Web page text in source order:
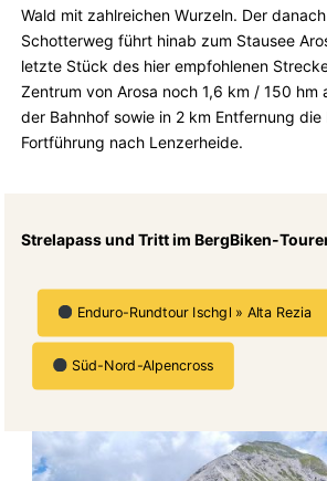
Wald mit zahlreichen Wurzeln. Der
Schotterweg führt hinab zum Stausee
letzte Stück des hier empfohlenen
Zentrum von Arosa noch 1,6 km / 150 hm
der Bahnhof sowie in 2 km Entfernung die
Fortführung nach Lenzerheide.
Strelapass und Tritt im BergBiken-
Enduro-Rundtour Ischgl » Alta Rezia
Süd-Nord-Alpencross